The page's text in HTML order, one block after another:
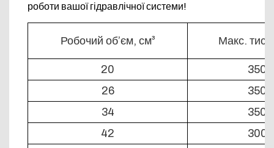
роботи вашої гідравлічної системи!
Робочий об’єм, см³ Макс.
20
350
26
350
34
350
42
300